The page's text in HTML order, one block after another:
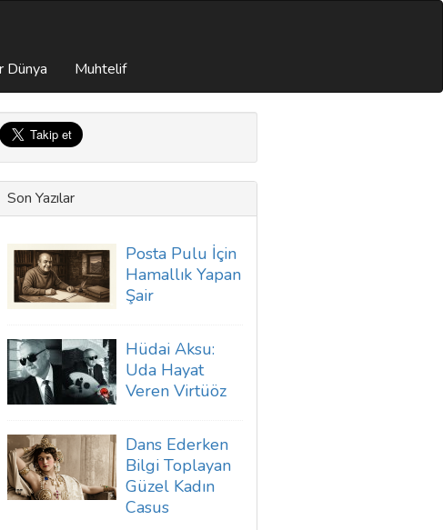
Dünya Muhtelif
Son Yazılar
Posta Pulu İçin
Hamallık Yapan
Şair
Hüdai Aksu:
Uda Hayat
Veren Virtüöz
Dans Ederken
Bilgi Toplayan
Güzel Kadın
Casus